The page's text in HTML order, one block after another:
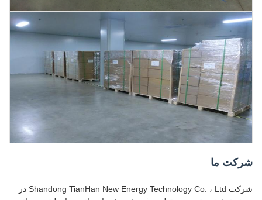
شرکت ما
شرکت Shandong TianHan New Energy Technology Co. ، Ltd در